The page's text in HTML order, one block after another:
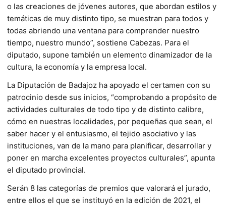
o las creaciones de jóvenes autores, que abordan estilos y
temáticas de muy distinto tipo, se muestran para todos y
todas abriendo una ventana para comprender nuestro
tiempo, nuestro mundo”, sostiene Cabezas. Para el
diputado, supone también un elemento dinamizador de la
cultura, la economía y la empresa local.
La Diputación de Badajoz ha apoyado el certamen con su
patrocinio desde sus inicios, “comprobando a propósito de
actividades culturales de todo tipo y de distinto calibre,
cómo en nuestras localidades, por pequeñas que sean, el
saber hacer y el entusiasmo, el tejido asociativo y las
instituciones, van de la mano para planificar, desarrollar y
poner en marcha excelentes proyectos culturales”, apunta
el diputado provincial.
Serán 8 las categorías de premios que valorará el jurado,
entre ellos el que se instituyó en la edición de 2021, el